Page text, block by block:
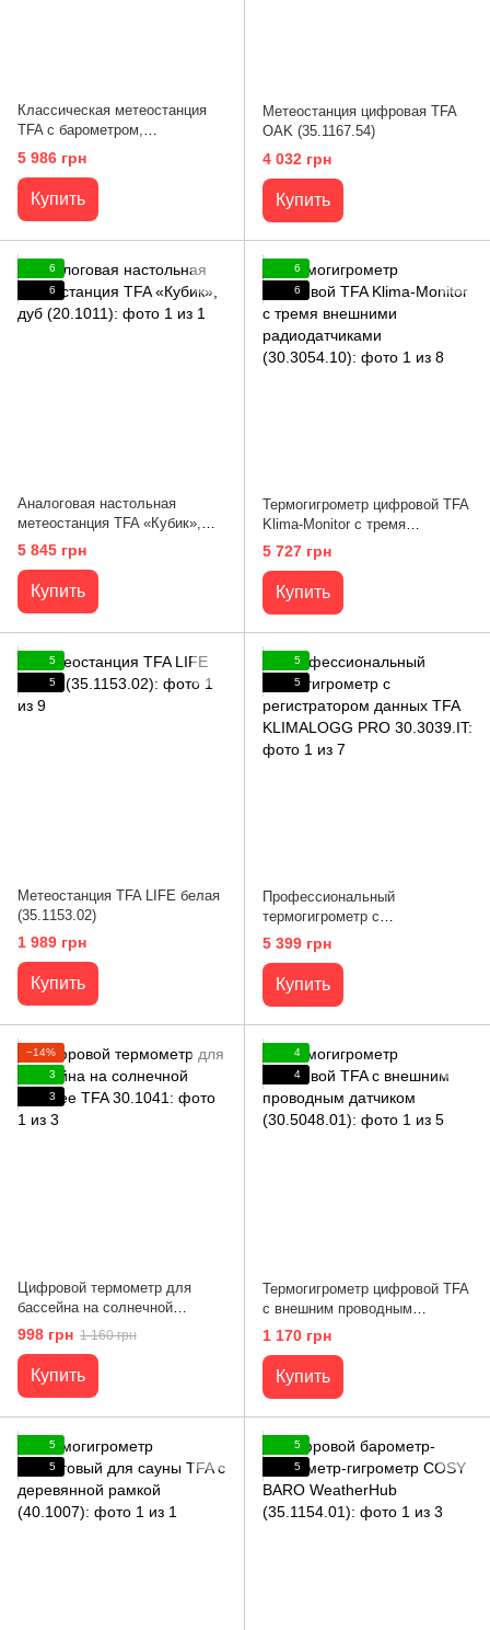
Классическая метеостанция
TFA с барометром,
термометром и гигрометром в
деревянном корпусе из дуба
(20.1047.01)
5 986 грн
Купить
Метеостанция цифровая TFA
OAK (35.1167.54)
4 032 грн
Купить
6
6
Аналоговая настольная
метеостанция TFA «Кубик»,
дуб (20.1011)
5 845 грн
Купить
6
6
Термогигрометр цифровой TFA
Klima-Monitor с тремя
внешними радиодатчиками
(30.3054.10)
5 727 грн
Купить
5
5
Метеостанция TFA LIFE белая
(35.1153.02)
1 989 грн
Купить
5
5
Профессиональный
термогигрометр с
регистратором данных TFA
KLIMALOGG PRO 30.3039.IT
5 399 грн
Купить
−14%
3
3
Цифровой термометр для
бассейна на солнечной
батарее TFA 30.1041
998 грн 1 160 грн
Купить
4
4
Термогигрометр цифровой TFA
с внешним проводным
датчиком (30.5048.01)
1 170 грн
Купить
5
5
5
5